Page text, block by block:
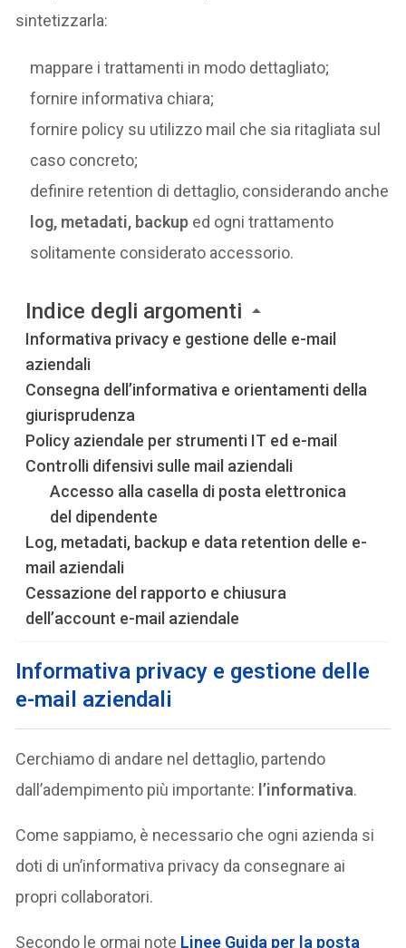
sintetizzarla:
mappare i trattamenti in modo dettagliato;
fornire informativa chiara;
fornire policy su utilizzo mail che sia ritagliata sul
caso concreto;
definire retention di dettaglio, considerando anche
log, metadati, backup ed ogni trattamento
solitamente considerato accessorio.
Indice degli argomenti
Informativa privacy e gestione delle e-mail
aziendali
Consegna dell’informativa e orientamenti della
giurisprudenza
Policy aziendale per strumenti IT ed e-mail
Controlli difensivi sulle mail aziendali
Accesso alla casella di posta elettronica
del dipendente
Log, metadati, backup e data retention delle e-
mail aziendali
Cessazione del rapporto e chiusura
dell’account e-mail aziendale
Informativa privacy e gestione delle
e-mail aziendali
Cerchiamo di andare nel dettaglio, partendo
dall’adempimento più importante: l’informativa.
Come sappiamo, è necessario che ogni azienda si
doti di un’informativa privacy da consegnare ai
propri collaboratori.
Secondo le ormai note Linee Guida per la posta